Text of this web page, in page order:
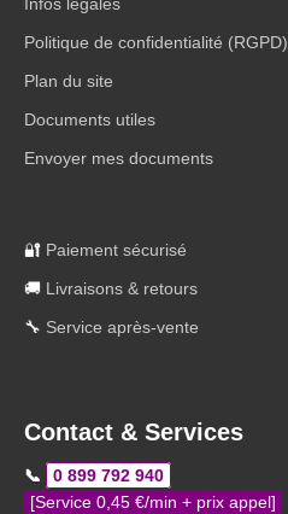
Politique de confidentialité (RGPD)
Plan du site
Documents utiles
Envoyer mes documents
🔐 Paiement sécurisé
🚚 Livraisons & retours
🔧 Service après-vente
Contact & Services
📞
0 899 792 940
[Service 0,45 €/min + prix appel]